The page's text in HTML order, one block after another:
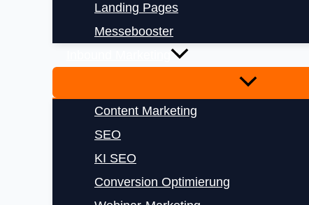
Landing Pages
Messebooster
Content Marketing
SEO
KI SEO
Conversion Optimierung